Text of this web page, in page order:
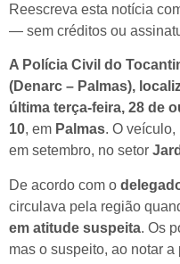
Reescreva esta notícia
— sem créditos ou
A Polícia Civil do
(Denarc – Palmas),
última terça-feira, 28 de
10, em Palmas. O veículo,
em setembro, no setor
De acordo com o
circulava pela região
em atitude suspeita. Os
mas o suspeito, ao notar